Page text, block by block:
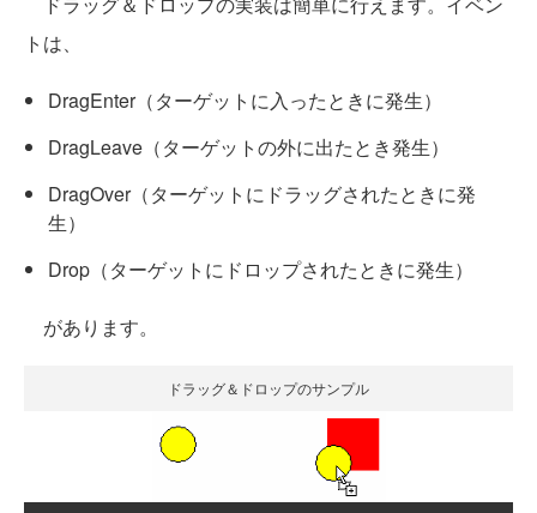
トは、
DragEnter（ターゲットに入ったときに発生）
DragLeave（ターゲットの外に出たとき発生）
DragOver（ターゲットにドラッグされたときに発
生）
Drop（ターゲットにドロップされたときに発生）
があります。
ドラッグ＆ドロップのサンプル